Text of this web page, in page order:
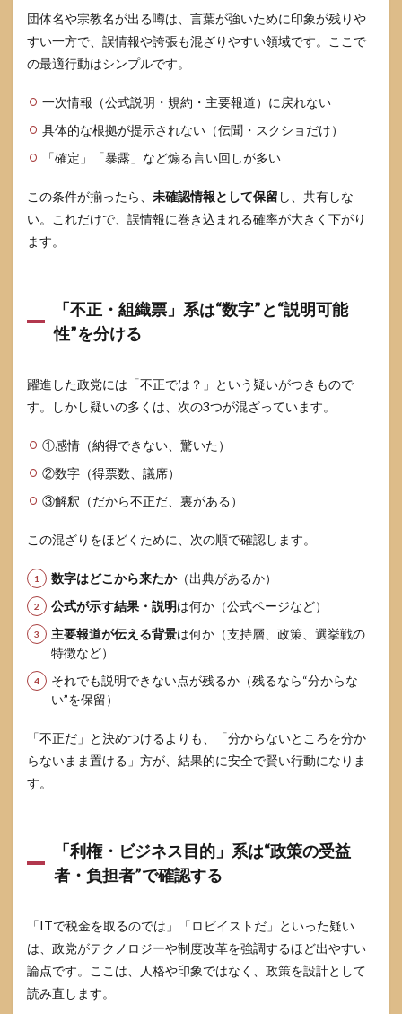
団体名や宗教名が出る噂は、言葉が強いために印象が残りや
すい一方で、誤情報や誇張も混ざりやすい領域です。ここで
の最適行動はシンプルです。
一次情報（公式説明・規約・主要報道）に戻れない
具体的な根拠が提示されない（伝聞・スクショだけ）
「確定」「暴露」など煽る言い回しが多い
この条件が揃ったら、 未確認情報として保留 し、共有しな
い。これだけで、誤情報に巻き込まれる確率が大きく下がり
ます。
「不正・組織票」系は“数字”と“説明可能
性”を分ける
躍進した政党には「不正では？」という疑いがつきもので
す。しかし疑いの多くは、次の3つが混ざっています。
①感情（納得できない、驚いた）
②数字（得票数、議席）
③解釈（だから不正だ、裏がある）
この混ざりをほどくために、次の順で確認します。
数字はどこから来たか（出典があるか）
公式が示す結果・説明は何か（公式ページなど）
主要報道が伝える背景は何か（支持層、政策、選挙戦の
特徴など）
それでも説明できない点が残るか（残るなら“分からな
い”を保留）
「不正だ」と決めつけるよりも、「分からないところを分か
らないまま置ける」方が、結果的に安全で賢い行動になりま
す。
「利権・ビジネス目的」系は“政策の受益
者・負担者”で確認する
「ITで税金を取るのでは」「ロビイストだ」といった疑い
は、政党がテクノロジーや制度改革を強調するほど出やすい
論点です。ここは、人格や印象ではなく、政策を設計として
読み直します。